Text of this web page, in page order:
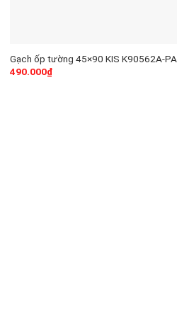
Gạch ốp tường 45×90 KIS K90562A-PA
490.000₫